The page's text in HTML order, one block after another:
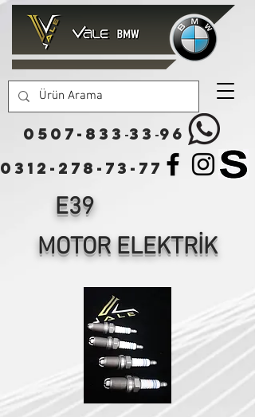
0507-833 -33 -96
0312-278-73-77
E39
MOTOR ELEKTRİK